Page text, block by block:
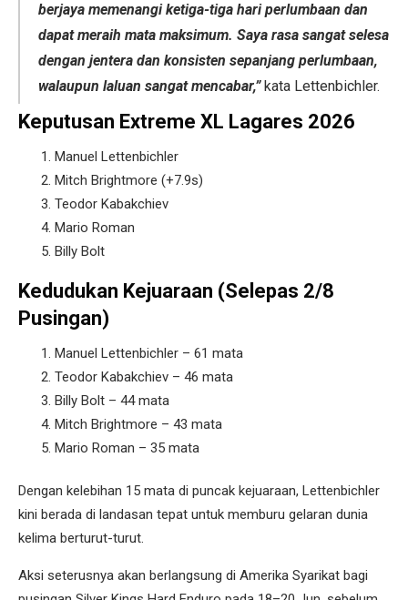
berjaya memenangi ketiga-tiga hari perlumbaan dan
dapat meraih mata maksimum. Saya rasa sangat selesa
dengan jentera dan konsisten sepanjang perlumbaan,
walaupun laluan sangat mencabar,” kata Lettenbichler.
Keputusan Extreme XL Lagares 2026
Manuel Lettenbichler
Mitch Brightmore (+7.9s)
Teodor Kabakchiev
Mario Roman
Billy Bolt
Kedudukan Kejuaraan (Selepas 2/8
Pusingan)
Manuel Lettenbichler – 61 mata
Teodor Kabakchiev – 46 mata
Billy Bolt – 44 mata
Mitch Brightmore – 43 mata
Mario Roman – 35 mata
Dengan kelebihan 15 mata di puncak kejuaraan, Lettenbichler
kini berada di landasan tepat untuk memburu gelaran dunia
kelima berturut-turut.
Aksi seterusnya akan berlangsung di Amerika Syarikat bagi